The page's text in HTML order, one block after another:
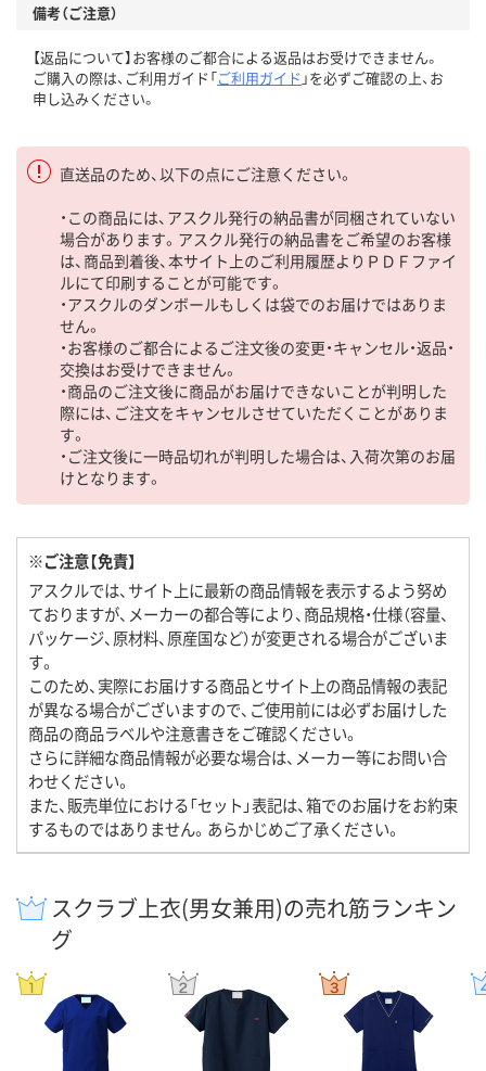
備考（ご注意）
【返品について】お客様のご都合による返品はお受けできません。
ご購入の際は、ご利用ガイド「ご利用ガイド 」を必ずご確認の上、お
申し込みください。
直送品のため、以下の点にご注意ください。
・この商品には、アスクル発行の納品書が同梱されていない
場合があります。アスクル発行の納品書をご希望のお客様
は、商品到着後、本サイト上のご利用履歴よりＰＤＦファイ
ルにて印刷することが可能です。
・アスクルのダンボールもしくは袋でのお届けではありま
せん。
・お客様のご都合によるご注文後の変更・キャンセル・返品・
交換はお受けできません。
・商品のご注文後に商品がお届けできないことが判明した
際には、ご注文をキャンセルさせていただくことがありま
す。
・ご注文後に一時品切れが判明した場合は、入荷次第のお届
けとなります。
※ご注意【免責】
アスクルでは、サイト上に最新の商品情報を表示するよう努め
ておりますが、メーカーの都合等により、商品規格・仕様（容量、
パッケージ、原材料、原産国など）が変更される場合がございま
す。
このため、実際にお届けする商品とサイト上の商品情報の表記
が異なる場合がございますので、ご使用前には必ずお届けした
商品の商品ラベルや注意書きをご確認ください。
さらに詳細な商品情報が必要な場合は、メーカー等にお問い合
わせください。
また、販売単位における「セット」表記は、箱でのお届けをお約束
するものではありません。あらかじめご了承ください。
スクラブ上衣(男女兼用)の売れ筋ランキン
グ